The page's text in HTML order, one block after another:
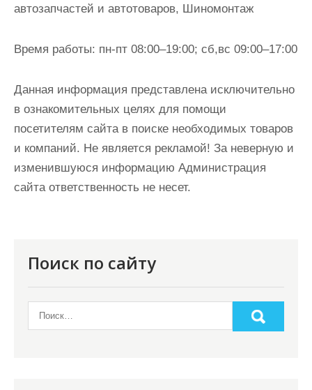
автозапчастей и автотоваров, Шиномонтаж
Время работы: пн-пт 08:00–19:00; сб,вс 09:00–17:00
Данная информация представлена исключительно
в ознакомительных целях для помощи
посетителям сайта в поиске необходимых товаров
и компаний. Не является рекламой! За неверную и
изменившуюся информацию Администрация
сайта ответственность не несет.
Поиск по сайту